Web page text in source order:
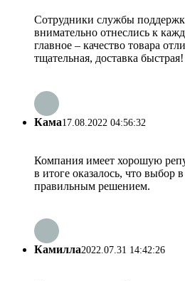
Сотрудники службы
внимательно отнеслись к
главное – качество товара
тщательная, доставка быстрая!
Кама17.08.2022 04:56:32
Компания имеет хорошую
в итоге оказалось, что выбор
правильным решением.
Камилла2022.07.31 14:42:26